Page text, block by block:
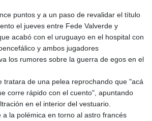
puntos y a un paso de revalidar el título
el jueves entre Fede Valverde y
acabó con el uruguayo en el hospital con
y ambos jugadores
los rumores sobre la guerra de egos en el
tratara de una pelea reprochando que "acá
corre rápido con el cuento", apuntando
en el interior del vestuario.
a la polémica en torno al astro francés